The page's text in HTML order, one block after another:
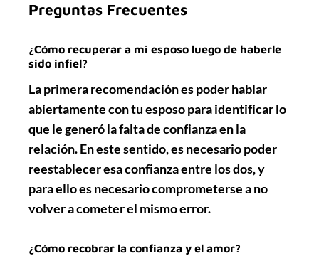
Preguntas Frecuentes
¿Cómo recuperar a mi esposo luego de haberle
sido infiel?
La primera recomendación es poder hablar
abiertamente con tuesposopara identificar lo
que le generó lafalta de confianzaen la
relación. En este sentido, es necesario poder
reestablecer esa confianza entre los dos, y
para ello es necesario comprometerse a no
volver a cometer el mismo error.
¿Cómo recobrar la confianza y el amor?